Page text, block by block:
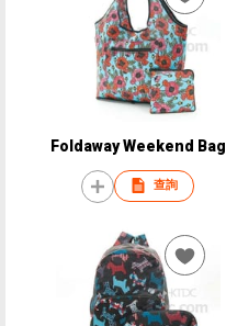
Foldaway Weekend Bag
查詢